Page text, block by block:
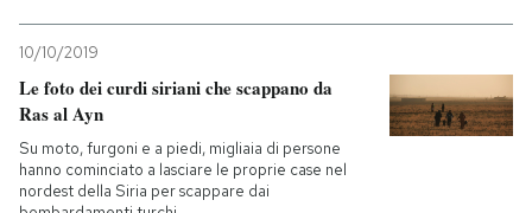
NEWSLETTER
I MIEI PREFERITI
10/10/2019
Le foto dei curdi siriani che scappano da
Ras al Ayn
Su moto, furgoni e a piedi, migliaia di persone
hanno cominciato a lasciare le proprie case nel
nordest della Siria per scappare dai